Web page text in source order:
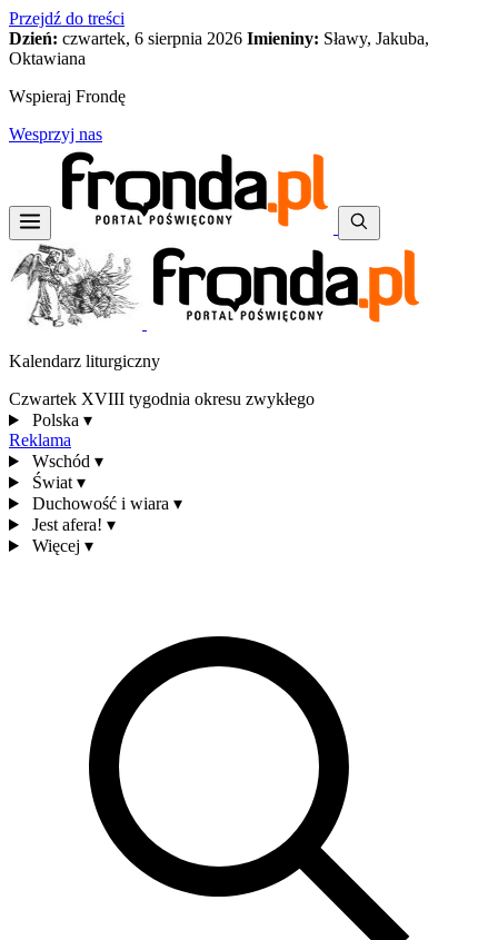
Przejdź do treści
Dzień: czwartek, 6 sierpnia 2026 Imieniny: Sławy, Jakuba,
Oktawiana
Wspieraj Frondę
Wesprzyj nas
Kalendarz liturgiczny
Czwartek XVIII tygodnia okresu zwykłego
Polska ▾
Reklama
Wschód ▾
Świat ▾
Duchowość i wiara ▾
Jest afera! ▾
Więcej ▾